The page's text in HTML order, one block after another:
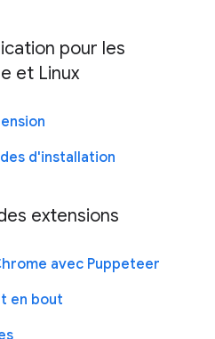
pour les
et Linux
d'installation
extensions
avec Puppeteer
en bout